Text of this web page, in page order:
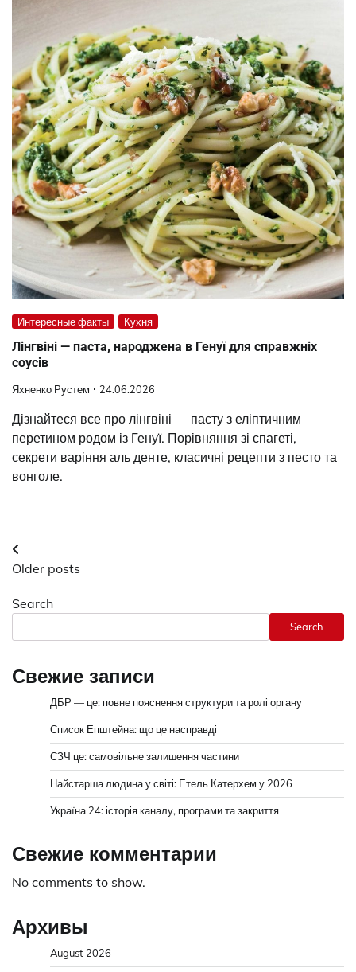
Интересные факты Кухня
Лінгвіні — паста, народжена в Генуї для справжніх
соусів
Яхненко Рустем 24.06.2026
Дізнайтеся все про лінгвіні — пасту з еліптичним
перетином родом із Генуї. Порівняння зі спагеті,
секрети варіння аль денте, класичні рецепти з песто та
вонголе.
Posts
navigation
Older posts
Search
Search
Свежие записи
ДБР — це: повне пояснення структури та ролі органу
Список Епштейна: що це насправді
СЗЧ це: самовільне залишення частини
Найстарша людина у світі: Етель Катерхем у 2026
Україна 24: історія каналу, програми та закриття
Свежие комментарии
No comments to show.
Архивы
August 2026